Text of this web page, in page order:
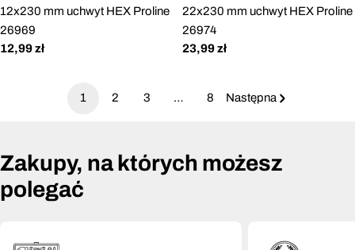
12x230 mm uchwyt HEX Proline
26969
Cena
12,99 zł
22x230 mm uchwyt HEX Proline
26974
Cena
23,99 zł
1 2 3 … 8 Następna
Zakupy, na których możesz
polegać